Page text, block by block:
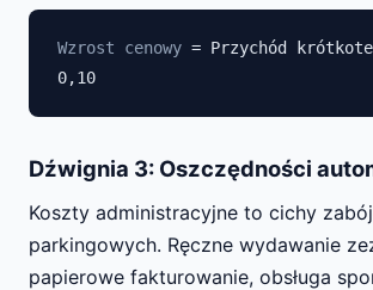
Wzrost cenowy = Przychód
0,10
Dźwignia 3: Oszczędności
Koszty administracyjne to cichy
parkingowych. Ręczne wydawanie
papierowe fakturowanie, obsługa